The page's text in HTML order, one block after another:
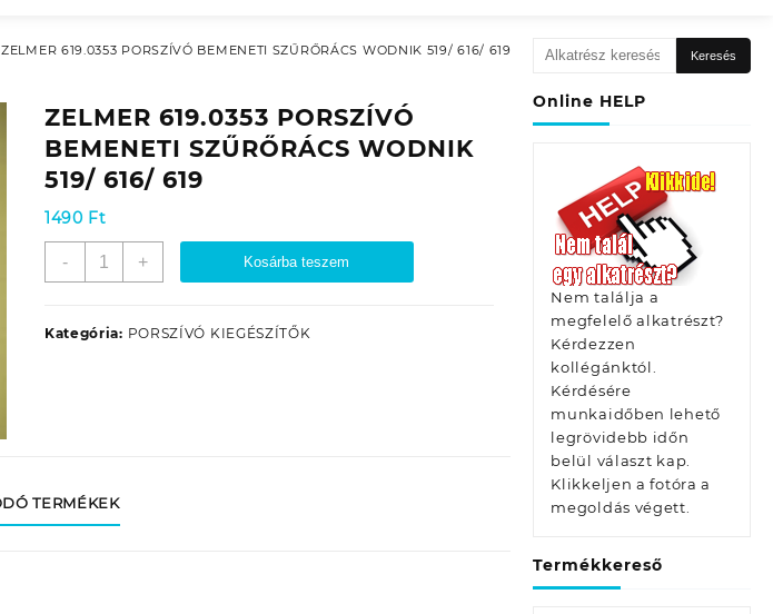
ZELMER 619.0353 PORSZÍVÓ BEMENETI SZŰRŐRÁCS WODNIK 519/ 616/ 619
ZELMER 619.0353 PORSZÍVÓ
BEMENETI SZŰRŐRÁCS WODNIK
519/ 616/ 619
1490 Ft
-
ZELMER
BEMENETI
SZŰRŐRÁCS
+ Kosárba teszem
Kategória: PORSZÍVÓ KIEGÉSZÍTŐK
TERMÉKEK
Keresés
következőre:
Keresés
Online HELP
Nem találja a
megfelelő alkatrészt?
Kérdezzen
kollégánktól.
Kérdésére
munkaidőben lehető
legrövidebb időn
belül választ kap.
Klikkeljen a fotóra a
megoldás végett.
Termékkereső